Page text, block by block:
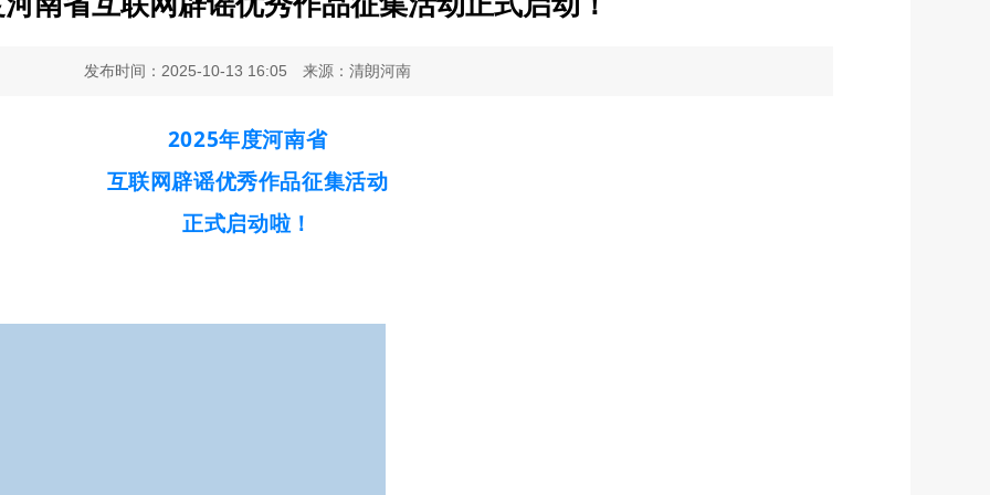
发布时间：2025-10-13 16:05 来源：清朗河南
2025年度河南省
互联网辟谣优秀作品征集活动
正式启动啦！